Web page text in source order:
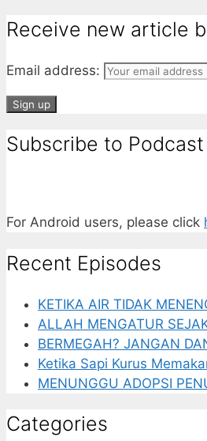
Receive new article
Email address:
Subscribe to Podcast
For Android users, please click
Recent Episodes
KETIKA AIR TIDAK
ALLAH MENGATUR
BERMEGAH? JANGAN
Ketika Sapi Kurus
MENUNGGU ADOPSI
Categories